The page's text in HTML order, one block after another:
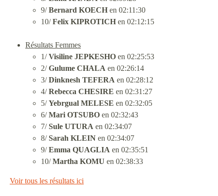
9/Bernard KOECH en 02:11:30
10/Felix KIPROTICH en 02:12:15
Résultats Femmes
1/Visiline JEPKESHO en 02:25:53
2/Gulume CHALA en 02:26:14
3/Dinknesh TEFERA en 02:28:12
4/Rebecca CHESIRE en 02:31:27
5/Yebrgual MELESE en 02:32:05
6/Mari OTSUBO en 02:32:43
7/Sule UTURA en 02:34:07
8/Sarah KLEIN en 02:34:07
9/Emma QUAGLIA en 02:35:51
10/Martha KOMU en 02:38:33
Voir tous les résultats ici